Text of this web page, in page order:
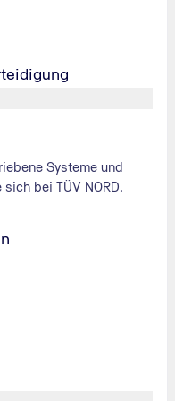
Systeme und
bei TÜV NORD.